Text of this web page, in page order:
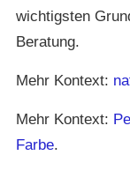
wichtigsten
Beratung.
Mehr Kontext:
Mehr Kontext:
Farbe.